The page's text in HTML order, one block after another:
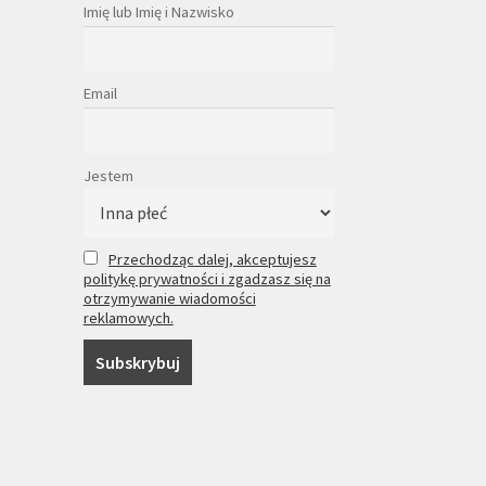
Imię lub Imię i Nazwisko
Email
Jestem
Przechodząc dalej, akceptujesz
politykę prywatności i zgadzasz się na
otrzymywanie wiadomości
reklamowych.